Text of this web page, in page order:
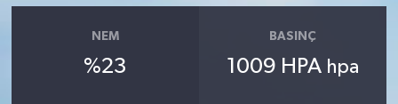
NEM
%23
BASINÇ
1009 HPA hpa